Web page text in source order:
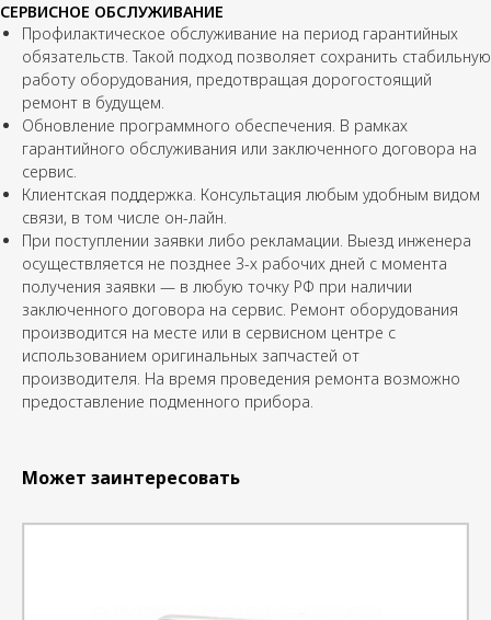
СЕРВИСНОЕ ОБСЛУЖИВАНИЕ
Профилактическое обслуживание на период гарантийных
обязательств. Такой подход позволяет сохранить стабильную
работу оборудования, предотвращая дорогостоящий
ремонт в будущем.
Обновление программного обеспечения. В рамках
гарантийного обслуживания или заключенного договора на
сервис.
Клиентская поддержка. Консультация любым удобным видом
связи, в том числе он-лайн.
При поступлении заявки либо рекламации. Выезд инженера
осуществляется не позднее 3-х рабочих дней с момента
получения заявки — в любую точку РФ при наличии
заключенного договора на сервис. Ремонт оборудования
производится на месте или в сервисном центре с
использованием оригинальных запчастей от
производителя. На время проведения ремонта возможно
предоставление подменного прибора.
Может заинтересовать